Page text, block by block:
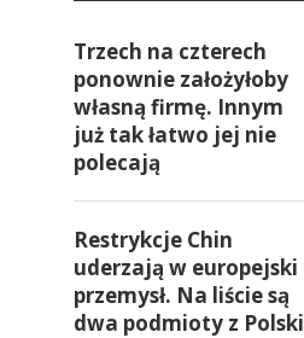
Trzech na czterech
ponownie założyłoby
własną firmę. Innym
już tak łatwo jej nie
polecają
Restrykcje Chin
uderzają w europejski
przemysł. Na liście są
dwa podmioty z Polski